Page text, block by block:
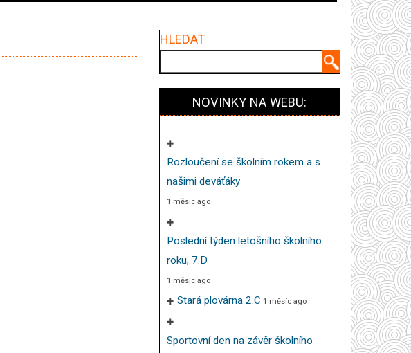
HLEDAT
NOVINKY NA WEBU:
Rozloučení se školním rokem a s
našimi deváťáky
1 měsíc ago
Poslední týden letošního školního
roku, 7.D
1 měsíc ago
Stará plovárna 2.C 1 měsíc ago
Sportovní den na závěr školního